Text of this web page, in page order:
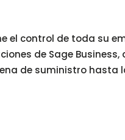
el control de toda su
de Sage Business,
de suministro hasta